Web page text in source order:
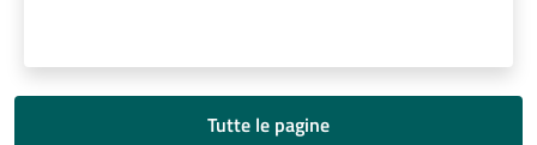
Tutte le pagine